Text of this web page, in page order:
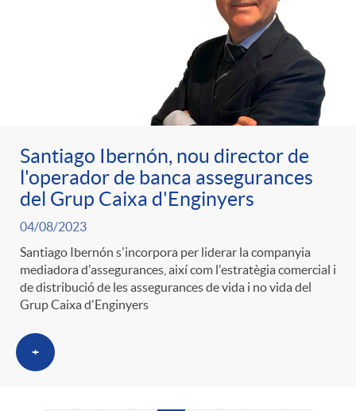
Santiago Ibernón, nou director de
l'operador de banca assegurances
del Grup Caixa d'Enginyers
04/08/2023
Santiago Ibernón s'incorpora per liderar la companyia
mediadora d'assegurances, així com l'estratègia comercial i
de distribució de les assegurances de vida i no vida del
Grup Caixa d'Enginyers
+